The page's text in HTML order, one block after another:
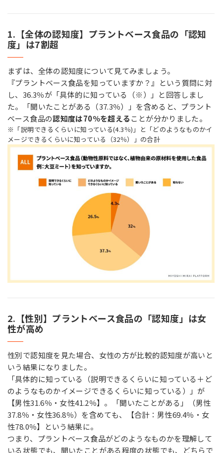
1.【全体の認知度】プラントベース食品の「認知
度」は7割超
まずは、全体の認知度について見てみましょう。
『プラントベース食品を知っていますか？』という質問に対
し、36.3％が「具体的に知っている（※）」と回答しまし
た。「聞いたことがある（37.3％）」を含めると、プラント
ベース食品の認知度は70％を超えることが分かりました。
※「説明できるくらいに知っている(4.3％)」と「どのようなものかイ
メージできるくらいに知っている（32％）」の合計
2.【性別】プラントベース食品の「認知度」は女
性が高め
性別で認知度を見た場合、女性の方が比較的認知度が高いと
いう結果になりました。
「具体的に知っている（説明できるくらいに知っている＋ど
のようなものかイメージできるくらいに知っている）」が
【男性31.6％・女性41.2％】。「聞いたことがある」（男性
37.8％・女性36.8％）を含めても、【合計：男性69.4％・女
性78.0％】という結果に。
つまり、プラントベース食品がどのようなものかを理解して
いる状態でも、聞いたことがある程度の状態でも、どちらで